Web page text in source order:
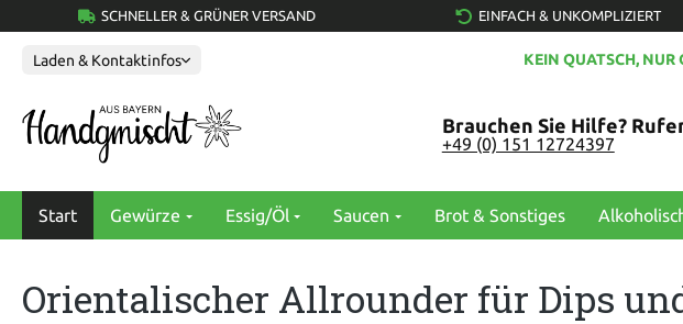
Zur Hauptnavigation springen
SCHNELLER & GRÜNER VERSAND EINFACH & UNKOMPLIZIERT
Laden & Kontaktinfos KEIN QUATSCH, NUR
Brauchen Sie Hilfe?
+49 (0) 151 12724397
Start Gewürze Essig/Öl Saucen Brot & Sonstiges
Orientalischer Allrounder für Dips